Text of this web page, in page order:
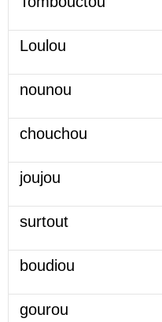
Loulou
nounou
chouchou
joujou
surtout
boudiou
gourou